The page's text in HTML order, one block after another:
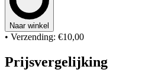
Naar winkel
• Verzending: €10,00
Prijsvergelijking